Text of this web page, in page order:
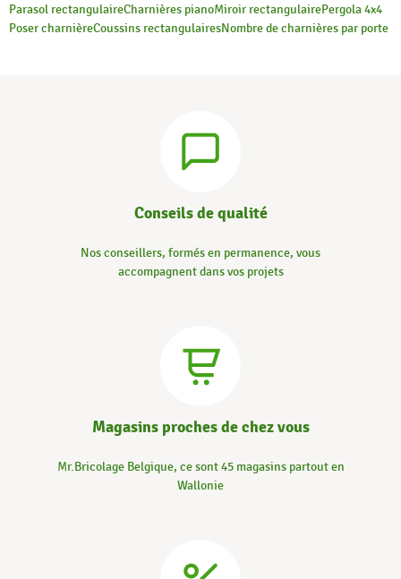
Parasol rectangulaireCharnières pianoMiroir rectangulairePergola 4x4
Poser charnièreCoussins rectangulairesNombre de charnières par porte
Conseils de qualité
Nos conseillers, formés en permanence, vous
accompagnent dans vos projets
Magasins proches de chez vous
Mr.Bricolage Belgique, ce sont 45 magasins partout en
Wallonie